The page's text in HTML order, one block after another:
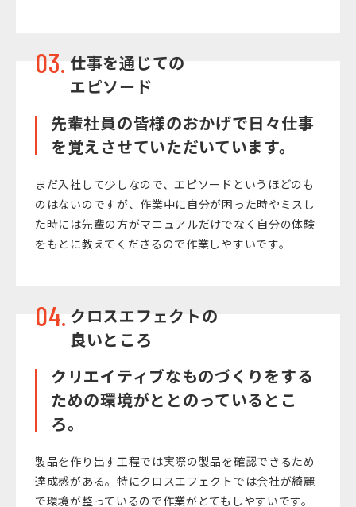
03. 仕事を通じての
エピソード
先輩社員の皆様のおかげで日々仕事
を覚えさせていただいています。
まだ入社して少しなので、エピソードというほどのも
のはないのですが、作業中に自分が困った時やミスし
た時には先輩の方がマニュアルだけでなく自分の体験
をもとに教えてくださるので作業しやすいです。
04. クロスエフェクトの
良いところ
クリエイティブなものづくりをする
ための環境がととのっているとこ
ろ。
製品を作り出す工程では実際の製品を確認できるため
達成感がある。特にクロスエフェクトでは会社が綺麗
で環境が整っているので作業がとてもしやすいです。